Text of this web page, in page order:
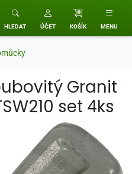
HLEDAT ÚČET KOŠÍK MENU
Granit
set 4ks